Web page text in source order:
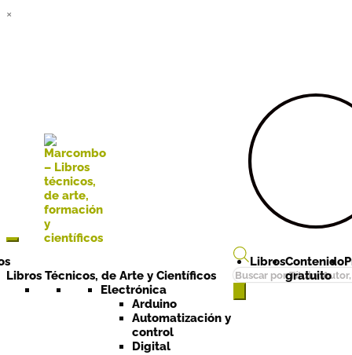
×
Búsqueda
de
Libros Técnicos, de Arte y Científicos
Electrónica
Arduino
Automatización y
control
Digital
LibrosContenido
gratuito